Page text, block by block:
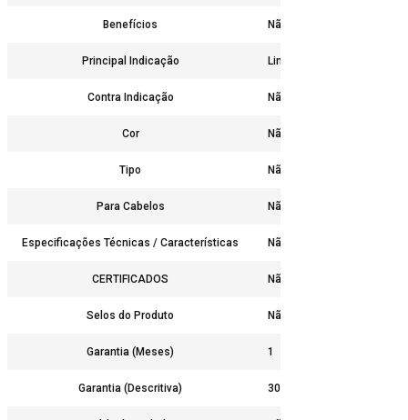
Benefícios Não
Principal Indicação Limpeza de peles oleosas
Contra Indicação Não
Cor Não
Tipo Não
Para Cabelos Não
Especificações Técnicas / Características Não
CERTIFICADOS Não
Selos do Produto Não
Garantia (Meses) 1
Garantia (Descritiva) 30 dias contra defeito de